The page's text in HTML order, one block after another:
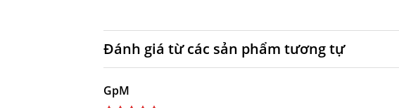
Đánh giá từ các sản phẩm tương tự
GpM